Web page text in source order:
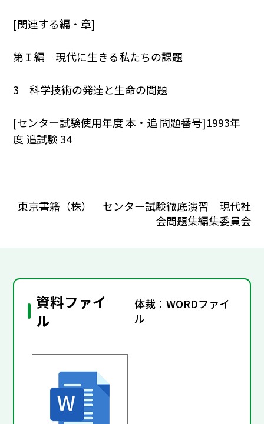
[関連する編・章]
第Ｉ編 現代に生きる私たちの課題
3 科学技術の発達と生命の問題
[センター試験使用年度 本・追 問題番号]1993年
度 追試験 34
東京書籍（株） センター試験徹底演習 現代社
会問題集編集委員会
資料ファイ
ル
体裁：WORDファイ
ル